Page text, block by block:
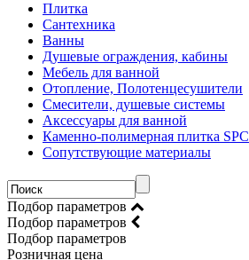
Плитка
Сантехника
Ванны
Душевые ограждения, кабины
Мебель для ванной
Отопление, Полотенцесушители
Смесители, душевые системы
Аксессуары для ванной
Каменно-полимерная плитка SPC
Сопутствующие материалы
Подбор параметров
Подбор параметров
Подбор параметров
Розничная цена